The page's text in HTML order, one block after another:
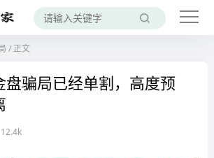
/正文
盘骗局已经单割，高度预
12.4k